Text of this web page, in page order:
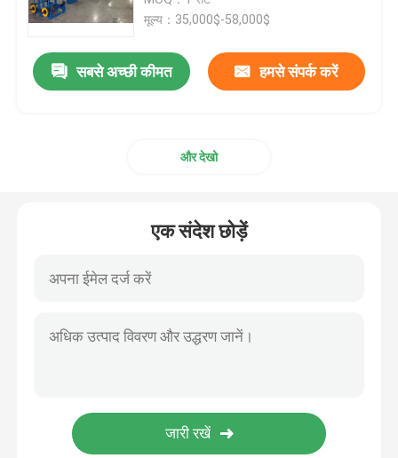
तांबा टपिंग मशीन
कॉपर अपकास्ट मशीन
तांबा वेल्डिंग मशीन
मूल्य：35,000$-58,000$
सबसे अच्छी कीमत हमसे संपर्क करें
और देखो
एक संदेश छोड़ें